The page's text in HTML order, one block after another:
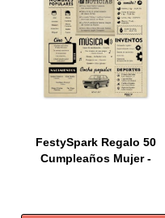
FestySpark Regalo 50
Cumpleaños Mujer -